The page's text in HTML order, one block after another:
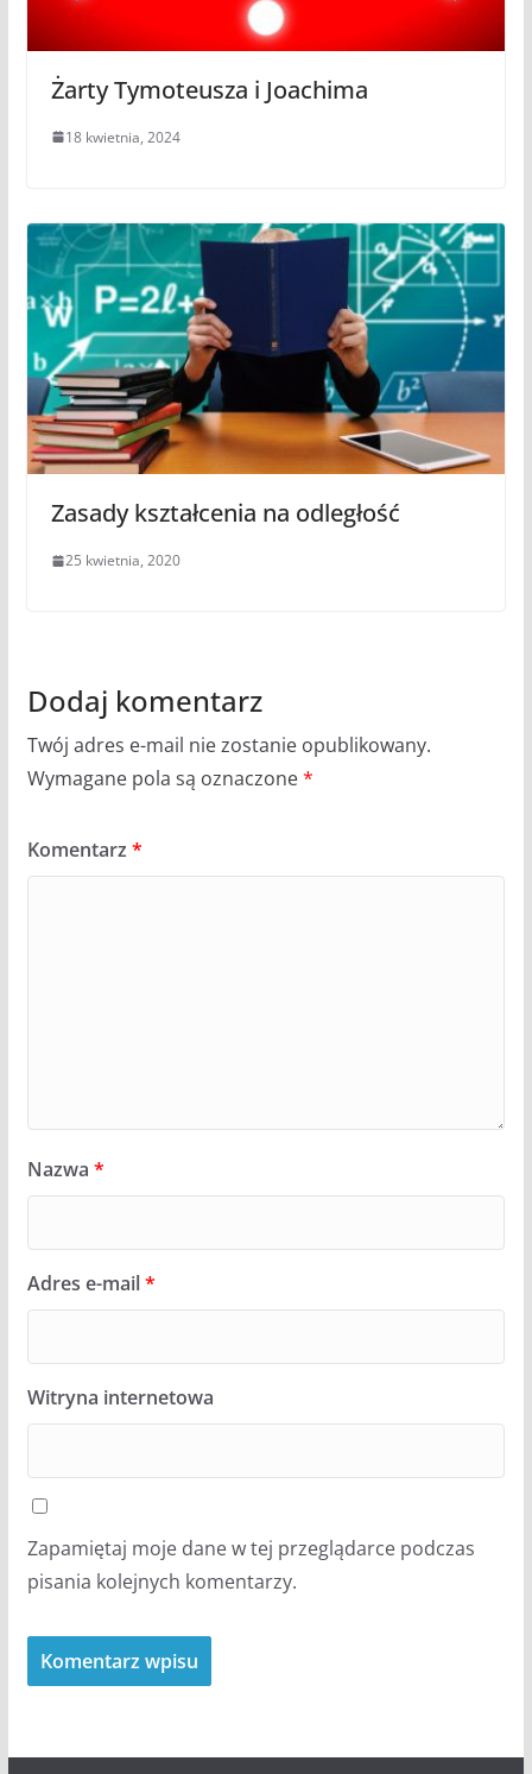
Żarty Tymoteusza i Joachima
18 kwietnia, 2024
Zasady kształcenia na odległość
25 kwietnia, 2020
Dodaj komentarz
Twój adres e-mail nie zostanie opublikowany.
Wymagane pola są oznaczone*
Komentarz *
Nazwa *
Adres e-mail*
Witryna internetowa
Zapamiętaj moje dane w tej przeglądarce podczas
pisania kolejnych komentarzy.